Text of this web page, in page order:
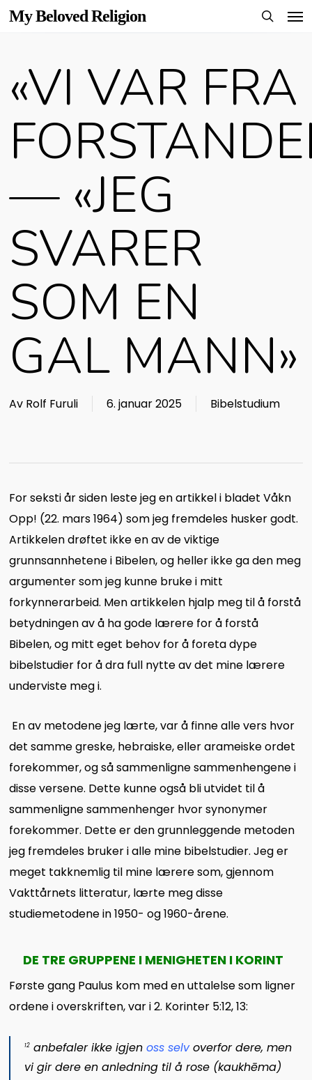
Skip
content
My Beloved Religion
«VI VAR FRA
— «JEG
SVARER
SOM EN
GAL MANN»
Av Rolf Furuli 6. januar 2025 Bibelstudium
For seksti år siden leste jeg en artikkel i bladet Våkn
Opp! (22. mars 1964) som jeg fremdeles husker godt.
Artikkelen drøftet ikke en av de viktige
grunnsannhetene i Bibelen, og heller ikke ga den meg
argumenter som jeg kunne bruke i mitt
forkynnerarbeid. Men artikkelen hjalp meg til å forstå
betydningen av å ha gode lærere for å forstå
Bibelen, og mitt eget behov for å foreta dype
bibelstudier for å dra full nytte av det mine lærere
underviste meg i.
En av metodene jeg lærte, var å finne alle vers hvor
det samme greske, hebraiske, eller arameiske ordet
forekommer, og så sammenligne sammenhengene i
disse versene. Dette kunne også bli utvidet til å
sammenligne sammenhenger hvor synonymer
forekommer. Dette er den grunnleggende metoden
jeg fremdeles bruker i alle mine bibelstudier. Jeg er
meget takknemlig til mine lærere som, gjennom
Vakttårnets litteratur, lærte meg disse
studiemetodene in 1950- og 1960-årene.
DE TRE GRUPPENE I MENIGHETEN I KORINT
Første gang Paulus kom med en uttalelse som ligner
ordene i overskriften, var i 2. Korinter 5:12, 13:
12 anbefaler ikke igjen oss selvoverfor dere, men
vi gir dere en anledning til å rose (kaukhēma)